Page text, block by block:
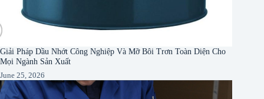
Giải Pháp Dầu Nhớt Công Nghiệp Và Mỡ Bôi Trơn Toàn Diện Cho
Mọi Ngành Sản Xuất
June 25, 2026